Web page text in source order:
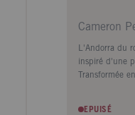
Cameron
L'Andorra du
inspiré d'une
Transformée
Alexander
EPUISÉ